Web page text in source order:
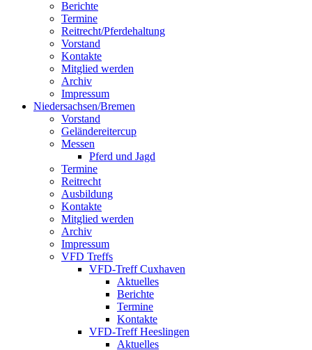
Berichte
Termine
Reitrecht/Pferdehaltung
Vorstand
Kontakte
Mitglied werden
Archiv
Impressum
Niedersachsen/Bremen
Vorstand
Geländereitercup
Messen
Pferd und Jagd
Termine
Reitrecht
Ausbildung
Kontakte
Mitglied werden
Archiv
Impressum
VFD Treffs
VFD-Treff Cuxhaven
Aktuelles
Berichte
Termine
Kontakte
VFD-Treff Heeslingen
Aktuelles